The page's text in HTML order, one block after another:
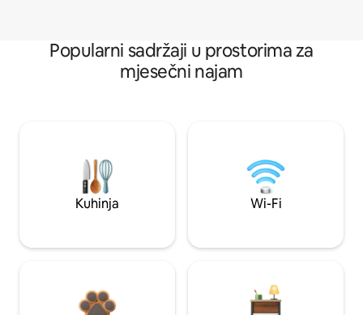
Popularni sadržaji u prostorima za
mjesečni najam
Kuhinja Wi-Fi